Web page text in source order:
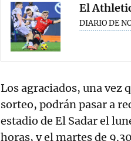
El
DIARIO DE
Los agraciados, una vez
sorteo, podrán pasar a
estadio de El Sadar el
horas, y el martes de